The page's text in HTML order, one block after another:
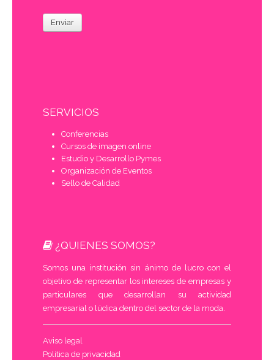
Enviar
SERVICIOS
Conferencias
Cursos de imagen online
Estudio y Desarrollo Pymes
Organización de Eventos
Sello de Calidad
¿QUIENES SOMOS?
Somos una institución sin ánimo de lucro con el
objetivo de representar los intereses de empresas y
particulares que desarrollan su actividad
empresarial o lúdica dentro del sector de la moda.
Aviso legal
Política de privacidad